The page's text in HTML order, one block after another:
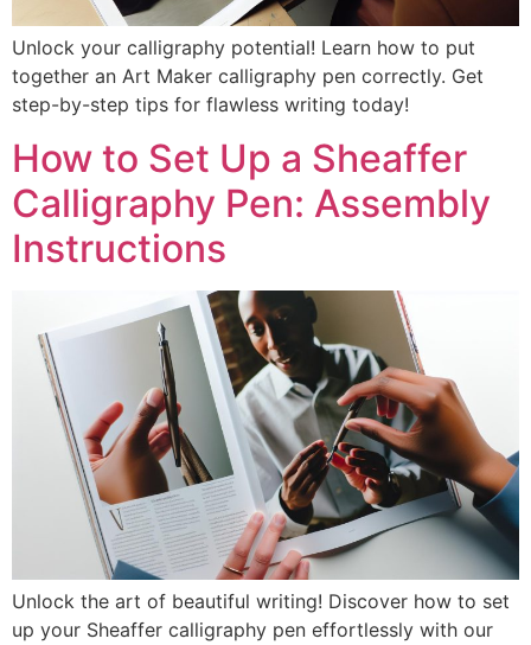
Unlock your calligraphy potential! Learn how to put
together an Art Maker calligraphy pen correctly. Get
step-by-step tips for flawless writing today!
How to Set Up a Sheaffer
Calligraphy Pen: Assembly
Instructions
Unlock the art of beautiful writing! Discover how to set
up your Sheaffer calligraphy pen effortlessly with our